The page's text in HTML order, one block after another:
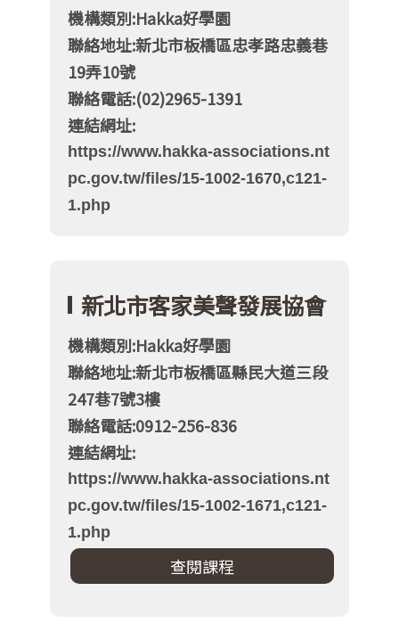
機構類別:Hakka好學園
聯絡地址:新北市板橋區忠孝路忠義巷
19弄10號
聯絡電話:(02)2965-1391
連結網址:
https://www.hakka-associations.nt
pc.gov.tw/files/15-1002-1670,c121-
1.php
新北市客家美聲發展協會
機構類別:Hakka好學園
聯絡地址:新北市板橋區縣民大道三段
247巷7號3樓
聯絡電話:0912-256-836
連結網址:
https://www.hakka-associations.nt
pc.gov.tw/files/15-1002-1671,c121-
1.php